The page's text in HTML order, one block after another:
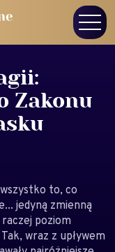
Zakonu
to, co
jedyną zmienną
raczej poziom
wraz z upływem